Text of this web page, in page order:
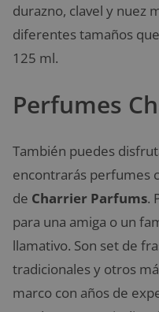
durazno, clavel y nuez
diferentes tamaños
125 ml.
Perfumes
También puedes
encontrarás perfumes
de Charrier Parfums.
para una amiga o un
llamativo. Son set de
tradicionales y otros
marco con años de